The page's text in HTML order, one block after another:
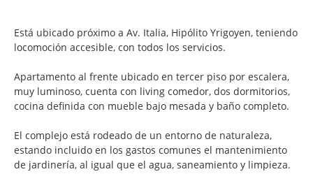
Está ubicado próximo a Av. Italia, Hipólito Yrigoyen, teniendo
locomoción accesible, con todos los servicios.
Apartamento al frente ubicado en tercer piso por escalera,
muy luminoso, cuenta con living comedor, dos dormitorios,
cocina definida con mueble bajo mesada y baño completo.
El complejo está rodeado de un entorno de naturaleza,
estando incluido en los gastos comunes el mantenimiento
de jardinería, al igual que el agua, saneamiento y limpieza.